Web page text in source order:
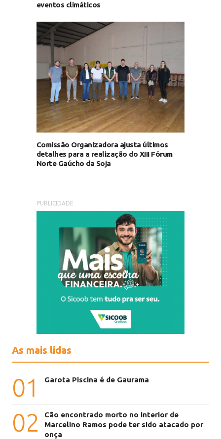
eventos climáticos
Comissão Organizadora ajusta últimos
detalhes para a realização do XIII Fórum
Norte Gaúcho da Soja
PUBLICIDADE
As mais lidas
01 Garota Piscina é de Gaurama
02
Cão encontrado morto no interior de
Marcelino Ramos pode ter sido atacado por
onça